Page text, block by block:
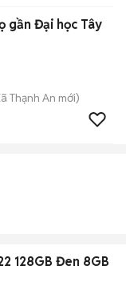
gần Đại học Tây
Thạnh An mới)
128GB Đen 8GB